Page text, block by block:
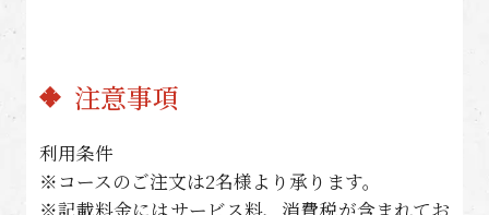
注意事項
利用条件
※コースのご注文は2名様より承ります。